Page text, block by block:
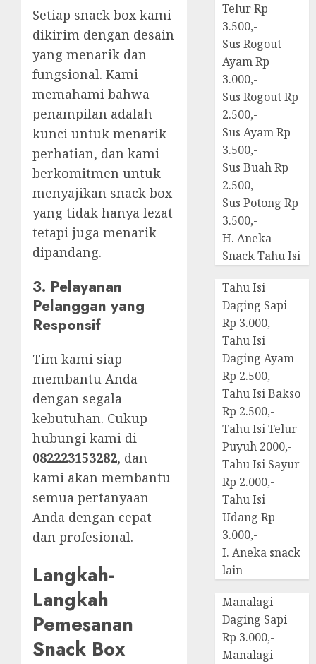
Setiap snack box kami
dikirim dengan desain
yang menarik dan
fungsional. Kami
memahami bahwa
penampilan adalah
kunci untuk menarik
perhatian, dan kami
berkomitmen untuk
menyajikan snack box
yang tidak hanya lezat
tetapi juga menarik
dipandang.
3. Pelayanan
Pelanggan yang
Responsif
Tim kami siap
membantu Anda
dengan segala
kebutuhan. Cukup
hubungi kami di
082223153282, dan
kami akan membantu
semua pertanyaan
Anda dengan cepat
dan profesional.
Langkah-
Langkah
Pemesanan
Snack Box
Telur Rp
3.500,-
Sus Rogout
Ayam Rp
3.000,-
Sus Rogout Rp
2.500,-
Sus Ayam Rp
3.500,-
Sus Buah Rp
2.500,-
Sus Potong Rp
3.500,-
H. Aneka
Snack Tahu Isi
Tahu Isi
Daging Sapi
Rp 3.000,-
Tahu Isi
Daging Ayam
Rp 2.500,-
Tahu Isi Bakso
Rp 2.500,-
Tahu Isi Telur
Puyuh 2000,-
Tahu Isi Sayur
Rp 2.000,-
Tahu Isi
Udang Rp
3.000,-
I. Aneka snack
lain
Manalagi
Daging Sapi
Rp 3.000,-
Manalagi